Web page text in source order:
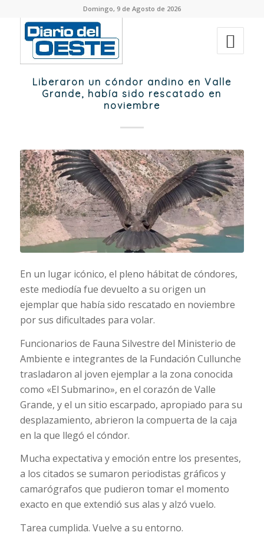
Domingo, 9 de Agosto de 2026
Liberaron un cóndor andino en Valle
Grande, había sido rescatado en
noviembre
En un lugar icónico, el pleno hábitat de cóndores,
este mediodía fue devuelto a su origen un
ejemplar que había sido rescatado en noviembre
por sus dificultades para volar.
Funcionarios de Fauna Silvestre del Ministerio de
Ambiente e integrantes de la Fundación Cullunche
trasladaron al joven ejemplar a la zona conocida
como «El Submarino», en el corazón de Valle
Grande, y el un sitio escarpado, apropiado para su
desplazamiento, abrieron la compuerta de la caja
en la que llegó el cóndor.
Mucha expectativa y emoción entre los presentes,
a los citados se sumaron periodistas gráficos y
camarógrafos que pudieron tomar el momento
exacto en que extendió sus alas y alzó vuelo.
Tarea cumplida. Vuelve a su entorno.